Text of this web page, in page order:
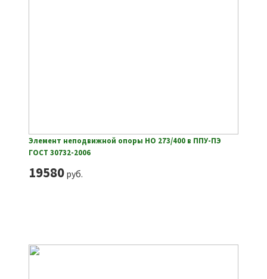
Элемент неподвижной опоры НО 273/400 в ППУ-ПЭ
ГОСТ 30732-2006
19580руб.